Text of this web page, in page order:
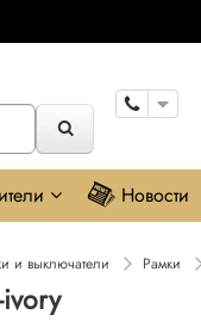
Новости
и выключатели Рамки